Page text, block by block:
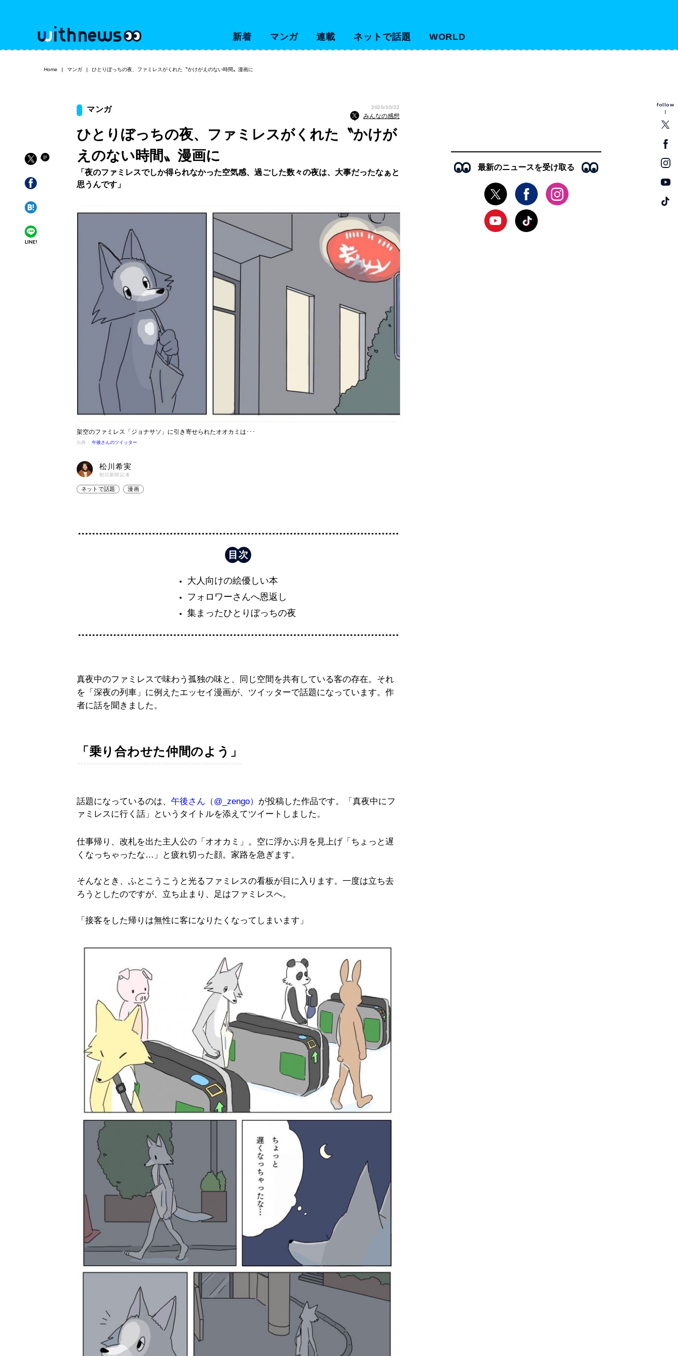
新着 マンガ 連載 ネットで話題 WORLD
follow
Home マンガ ひとりぼっちの夜、ファミレスがくれた〝かけがえのない時間〟漫画に
LINE!
マンガ 2020/10/22
みんなの感想
ひとりぼっちの夜、ファミレスがくれた〝かけが
えのない時間〟漫画に
「夜のファミレスでしか得られなかった空気感、過ごした数々の夜は、大事だったなぁと
思うんです」
架空のファミレス「ジョナサソ」に引き寄せられたオオカミは･･･
出典： 午後さんのツイッター
松川希実
朝日新聞記者
ネットで話題 漫画
大人向けの絵優しい本
フォロワーさんへ恩返し
集まったひとりぼっちの夜
真夜中のファミレスで味わう孤独の味と、同じ空間を共有している客の存在。それ
を「深夜の列車」に例えたエッセイ漫画が、ツイッターで話題になっています。作
者に話を聞きました。
「乗り合わせた仲間のよう」
話題になっているのは、 午後さん（@_zengo） が投稿した作品です。「真夜中にフ
ァミレスに行く話」というタイトルを添えてツイートしました。
仕事帰り、改札を出た主人公の「オオカミ」。空に浮かぶ月を見上げ「ちょっと遅
くなっちゃったな…」と疲れ切った顔。家路を急ぎます。
そんなとき、ふとこうこうと光るファミレスの看板が目に入ります。一度は立ち去
ろうとしたのですが、立ち止まり、足はファミレスへ。
「接客をした帰りは無性に客になりたくなってしまいます」
最新のニュースを受け取る